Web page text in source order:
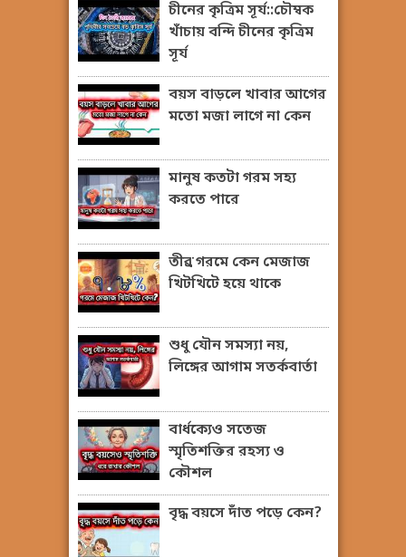
চীনের কৃত্রিম সূর্য::চৌম্বক
খাঁচায় বন্দি চীনের কৃত্রিম
সূর্য
বয়স বাড়লে খাবার আগের
মতো মজা লাগে না কেন
মানুষ কতটা গরম সহ্য
করতে পারে
তীব্র গরমে কেন মেজাজ
খিটখিটে হয়ে থাকে
শুধু যৌন সমস্যা নয়,
লিঙ্গের আগাম সতর্কবার্তা
বার্ধক্যেও সতেজ
স্মৃতিশক্তির রহস্য ও
কৌশল
বৃদ্ধ বয়সে দাঁত পড়ে কেন?